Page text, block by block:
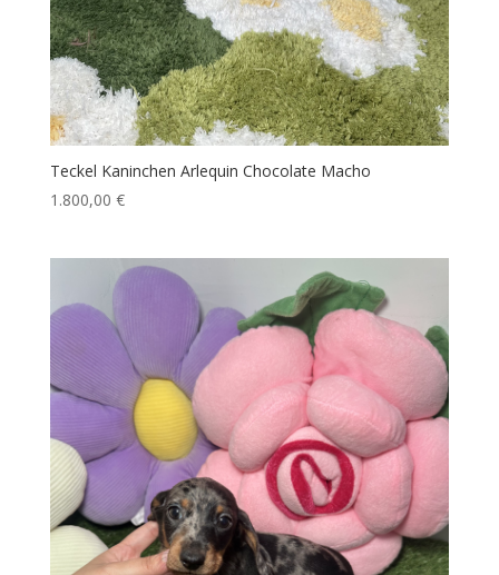
Teckel Kaninchen Arlequin Chocolate Macho
1.800,00 €